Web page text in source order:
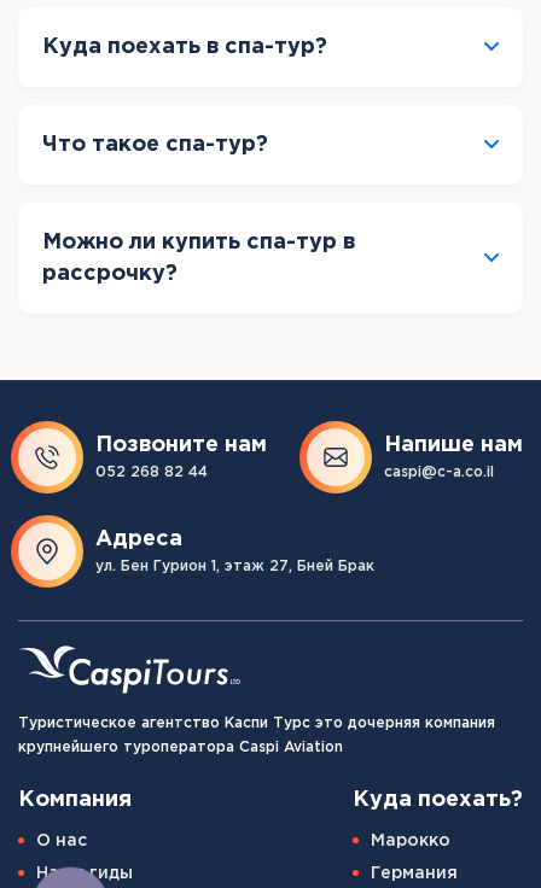
Куда поехать в спа-тур?
Что такое спа-тур?
Можно ли купить спа-тур в
рассрочку?
Позвоните нам
052 268 82 44
Напише нам
caspi@c-a.co.il
Адреса
ул. Бен Гурион 1, этаж 27, Бней Брак
Туристическое агентство Каспи Турс это дочерняя компания
крупнейшего туроператора Caspi Aviation
Компания
О нас
Наши гиды
Куда поехать?
Марокко
Германия